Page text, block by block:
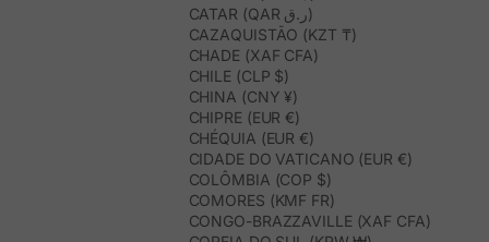
CATAR (QAR ر.ق)
CAZAQUISTÃO (KZT ₸)
CHADE (XAF CFA)
CHILE (CLP $)
CHINA (CNY ¥)
CHIPRE (EUR €)
CHÉQUIA (EUR €)
CIDADE DO VATICANO (EUR €)
COLÔMBIA (COP $)
COMORES (KMF FR)
CONGO-BRAZZAVILLE (XAF CFA)